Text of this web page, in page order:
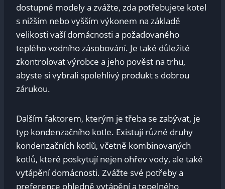
dostupné modely a zvážte, zda potřebujete kotel
s nižším nebo vyšším výkonem na základě
velikosti vaší domácnosti a požadovaného
teplého vodního zásobování. Je také důležité
zkontrolovat výrobce a jeho pověst na trhu,
abyste si vybrali spolehlivý produkt s dobrou
zárukou.
Dalším faktorem, kterým je třeba se zabývat, je
typ kondenzačního kotle. Existují různé druhy
kondenzačních kotlů, včetně kombinovaných
kotlů, které poskytují nejen ohřev vody, ale také
vytápění domácnosti. Zvážte své potřeby a
preference ohledně vytápění a tepelného